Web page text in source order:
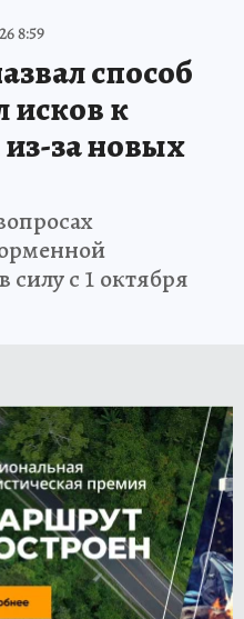
8:59
способ
исков к
за новых
с 1 октября